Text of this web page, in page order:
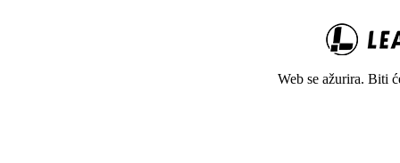
Web se ažurira. Biti